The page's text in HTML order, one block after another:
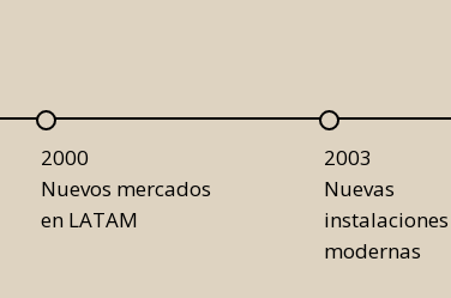
2000
Nuevos mercados
en LATAM
2003
Nuevas
modernas